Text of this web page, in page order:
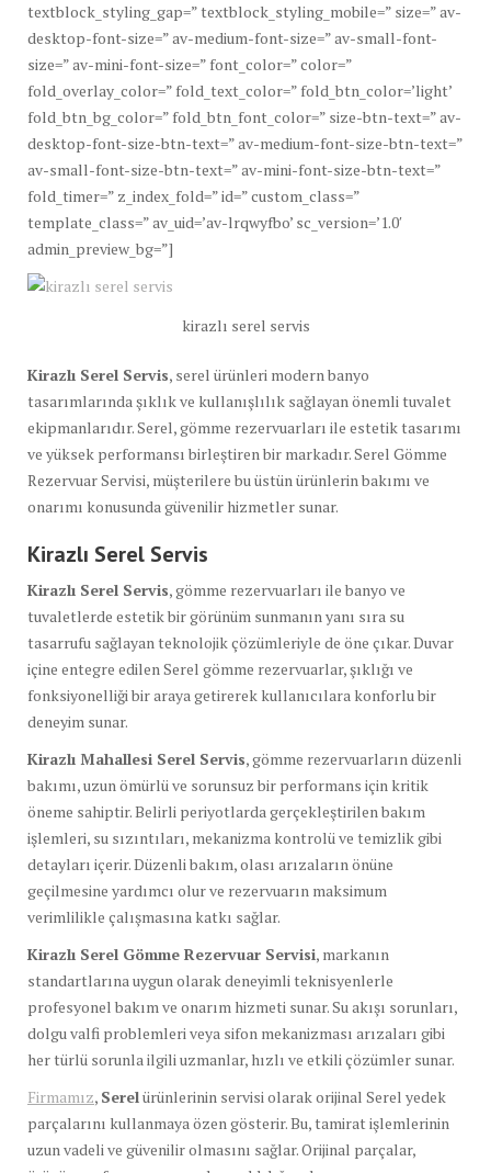
textblock_styling_gap=” textblock_styling_mobile=” size=” av-
desktop-font-size=” av-medium-font-size=” av-small-font-
size=” av-mini-font-size=” font_color=” color=”
fold_overlay_color=” fold_text_color=” fold_btn_color=’light’
fold_btn_bg_color=” fold_btn_font_color=” size-btn-text=” av-
desktop-font-size-btn-text=” av-medium-font-size-btn-text=”
av-small-font-size-btn-text=” av-mini-font-size-btn-text=”
fold_timer=” z_index_fold=” id=” custom_class=”
template_class=” av_uid=’av-lrqwyfbo’ sc_version=’1.0′
admin_preview_bg=”]
kirazlı serel servis
Kirazlı Serel Servis, serel ürünleri modern banyo
tasarımlarında şıklık ve kullanışlılık sağlayan önemli tuvalet
ekipmanlarıdır. Serel, gömme rezervuarları ile estetik tasarımı
ve yüksek performansı birleştiren bir markadır. Serel Gömme
Rezervuar Servisi, müşterilere bu üstün ürünlerin bakımı ve
onarımı konusunda güvenilir hizmetler sunar.
Kirazlı Serel Servis
Kirazlı Serel Servis, gömme rezervuarları ile banyo ve
tuvaletlerde estetik bir görünüm sunmanın yanı sıra su
tasarrufu sağlayan teknolojik çözümleriyle de öne çıkar. Duvar
içine entegre edilen Serel gömme rezervuarlar, şıklığı ve
fonksiyonelliği bir araya getirerek kullanıcılara konforlu bir
deneyim sunar.
Kirazlı Mahallesi Serel Servis, gömme rezervuarların düzenli
bakımı, uzun ömürlü ve sorunsuz bir performans için kritik
öneme sahiptir. Belirli periyotlarda gerçekleştirilen bakım
işlemleri, su sızıntıları, mekanizma kontrolü ve temizlik gibi
detayları içerir. Düzenli bakım, olası arızaların önüne
geçilmesine yardımcı olur ve rezervuarın maksimum
verimlilikle çalışmasına katkı sağlar.
Kirazlı Serel Gömme Rezervuar Servisi, markanın
standartlarına uygun olarak deneyimli teknisyenlerle
profesyonel bakım ve onarım hizmeti sunar. Su akışı sorunları,
dolgu valfi problemleri veya sifon mekanizması arızaları gibi
her türlü sorunla ilgili uzmanlar, hızlı ve etkili çözümler sunar.
Firmamız, Serelürünlerinin servisi olarak orijinal Serel yedek
parçalarını kullanmaya özen gösterir. Bu, tamirat işlemlerinin
uzun vadeli ve güvenilir olmasını sağlar. Orijinal parçalar,